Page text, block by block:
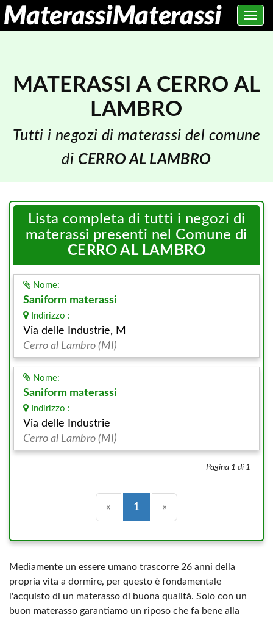
Toggle
MATERASSI A CERRO AL
LAMBRO
Tutti i negozi di materassi del comune
di CERRO AL LAMBRO
Lista completa di tutti i negozi di
materassi presenti nel Comune di
CERRO AL LAMBRO
Nome:
Saniform materassi
Indirizzo :
Via delle Industrie, M
Cerro al Lambro (MI)
Nome:
Saniform materassi
Indirizzo :
Via delle Industrie
Cerro al Lambro (MI)
Pagina 1 di 1
« Precedente
1 (current)
»
Mediamente un essere umano trascorre 26 anni della
propria vita a dormire, per questo è fondamentale
l'acquisto di un materasso di buona qualità. Solo con un
buon materasso garantiamo un riposo che fa bene alla